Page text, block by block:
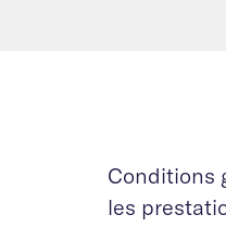
Conditions
les